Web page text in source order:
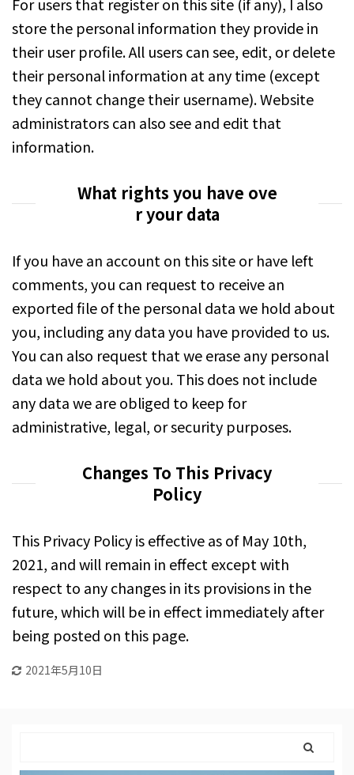
store the personal information they provide in
their user profile. All users can see, edit, or delete
their personal information at any time (except
they cannot change their username). Website
administrators can also see and edit that
information.
What rights you have ove
r your data
If you have an account on this site or have left
comments, you can request to receive an
exported file of the personal data we hold about
you, including any data you have provided to us.
You can also request that we erase any personal
data we hold about you. This does not include
any data we are obliged to keep for
administrative, legal, or security purposes.
Changes To This Privacy
Policy
This Privacy Policy is effective as of ​May 10th,
2021, and will remain in effect except with
respect to any changes in its provisions in the
future, which will be in effect immediately after
being posted on this page.
2021年5月10日